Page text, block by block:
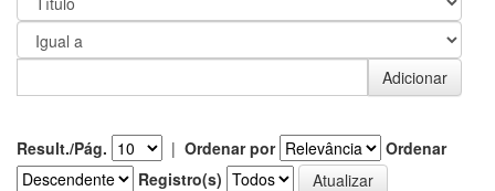
Result./Pág. | Ordenar por
Ordenar
Registro(s)